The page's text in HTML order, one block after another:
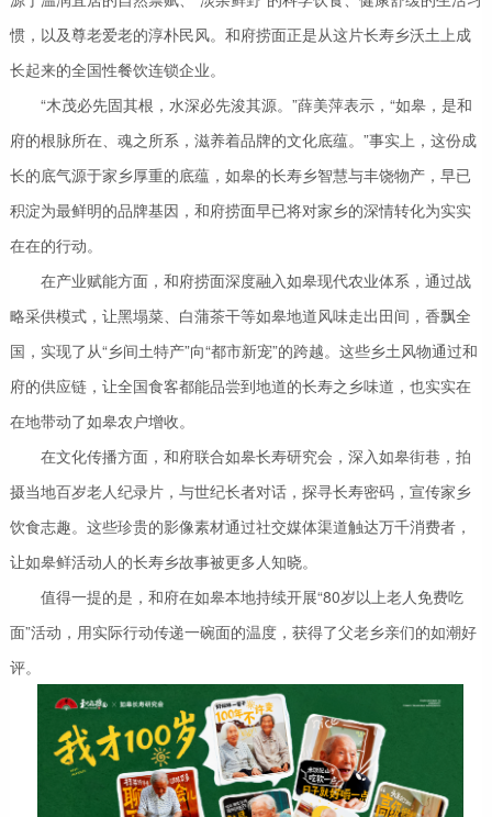
惯，以及尊老爱老的淳朴民风。和府捞面正是从这片长寿乡沃土上成
长起来的全国性餐饮连锁企业。
“木茂必先固其根，水深必先浚其源。”薛美萍表示，“如皋，是和
府的根脉所在、魂之所系，滋养着品牌的文化底蕴。”事实上，这份成
长的底气源于家乡厚重的底蕴，如皋的长寿乡智慧与丰饶物产，早已
积淀为最鲜明的品牌基因，和府捞面早已将对家乡的深情转化为实实
在在的行动。
在产业赋能方面，和府捞面深度融入如皋现代农业体系，通过战
略采供模式，让黑塌菜、白蒲茶干等如皋地道风味走出田间，香飘全
国，实现了从“乡间土特产”向“都市新宠”的跨越。这些乡土风物通过和
府的供应链，让全国食客都能品尝到地道的长寿之乡味道，也实实在
在地带动了如皋农户增收。
在文化传播方面，和府联合如皋长寿研究会，深入如皋街巷，拍
摄当地百岁老人纪录片，与世纪长者对话，探寻长寿密码，宣传家乡
饮食志趣。这些珍贵的影像素材通过社交媒体渠道触达万千消费者，
让如皋鲜活动人的长寿乡故事被更多人知晓。
值得一提的是，和府在如皋本地持续开展“80岁以上老人免费吃
面”活动，用实际行动传递一碗面的温度，获得了父老乡亲们的如潮好
评。